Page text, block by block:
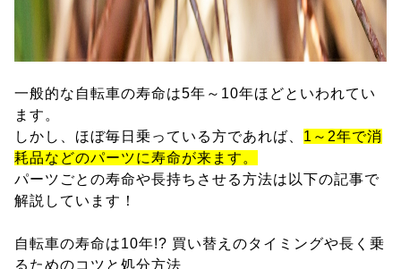
一般的な自転車の寿命は5年～10年ほどといわれてい
ます。
しかし、ほぼ毎日乗っている方であれば、 1～2年で消
耗品などのパーツに寿命が来ます。
パーツごとの寿命や長持ちさせる方法は以下の記事で
解説しています！
自転車の寿命は10年!? 買い替えのタイミングや長く乗
るためのコツと処分方法